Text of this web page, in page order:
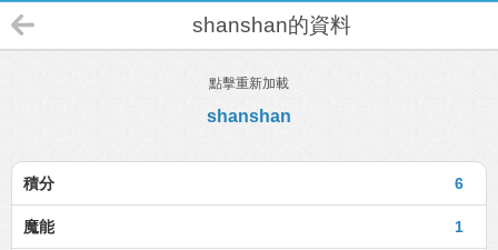
shanshan的資料
點擊重新加載
shanshan
6
積分
1
魔能